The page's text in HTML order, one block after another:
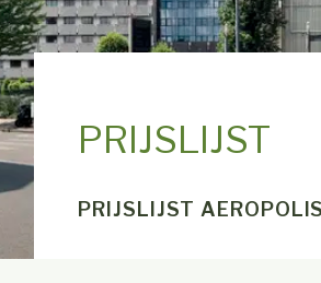
PRIJSLIJST
PRIJSLIJST